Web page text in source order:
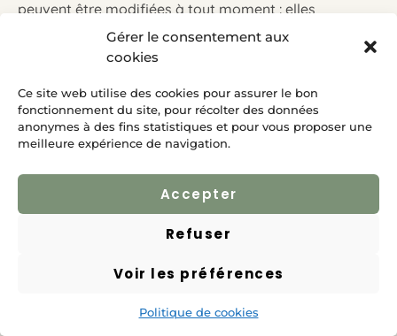
Gérer le consentement aux
cookies
Ce site web utilise des cookies pour assurer le bon
fonctionnement du site, pour récolter des données
anonymes à des fins statistiques et pour vous proposer une
meilleure expérience de navigation.
Accepter
Refuser
Voir les préférences
Politique de cookies
peuvent être modifiées à tout moment : elles
s’imposent néanmoins à l’utilisateur qui est invité à
s’y référer le plus souvent possible afin d’en prendre
Le présent site web, accessible à l’adresse
https://www.souki-lodges.com/